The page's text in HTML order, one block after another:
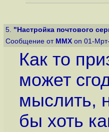
5. "Настройка почтового
Сообщение от MMX on 01-
Как то
может
мыслить,
бы хоть